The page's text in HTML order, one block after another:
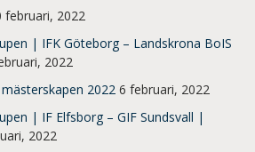
februari, 2022
| IFK Göteborg – Landskrona BoIS
2022
2022 6 februari, 2022
| IF Elfsborg – GIF Sundsvall |
2022